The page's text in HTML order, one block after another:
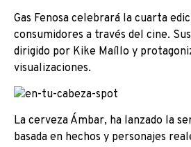
Gas Fenosa celebrará la cuarta
consumidores a través del cine.
dirigido por Kike Maíllo y
visualizaciones.
La cerveza Ámbar, ha lanzado la
basada en hechos y personajes